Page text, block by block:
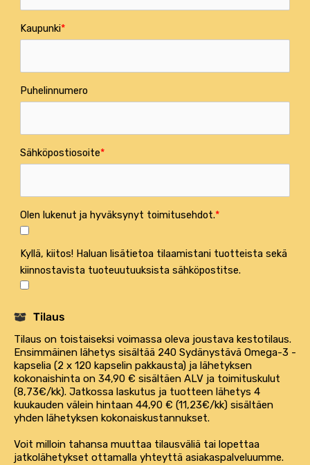
Kaupunki
Puhelinnumero
Sähköpostiosoite
Olen lukenut ja hyväksynyt toimitusehdot.
Kyllä, kiitos! Haluan lisätietoa tilaamistani tuotteista sekä
kiinnostavista tuoteuutuuksista sähköpostitse.
Tilaus
Tilaus on toistaiseksi voimassa oleva joustava kestotilaus.
Ensimmäinen lähetys sisältää 240 Sydänystävä Omega-3 -
kapselia (2 x 120 kapselin pakkausta) ja lähetyksen
kokonaishinta on 34,90 € sisältäen ALV ja toimituskulut
(8,73€/kk). Jatkossa laskutus ja tuotteen lähetys 4
kuukauden välein hintaan 44,90 € (11,23€/kk) sisältäen
yhden lähetyksen kokonaiskustannukset.
Voit milloin tahansa muuttaa tilausväliä tai lopettaa
jatkolähetykset ottamalla yhteyttä asiakaspalveluumme.